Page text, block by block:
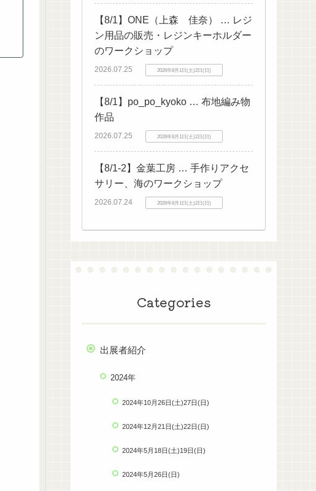
【8/1】ONE（上森 佳奈） … レジ
ン用品の販売・レジンキーホルダー
のワークショップ
2026.07.25 2026年8月1日(土)2日(日)
【8/1】po_po_kyoko … 布地編み物
作品
2026.07.25 2026年8月1日(土)2日(日)
【8/1-2】金葉工房 … 手作りアクセ
サリー、海のワークショップ
2026.07.24 2026年8月1日(土)2日(日)
Categories
出展者紹介
2024年
2024年10月26日(土)27日(日)
2024年12月21日(土)22日(日)
2024年5月18日(土)19日(日)
2024年5月26日(日)